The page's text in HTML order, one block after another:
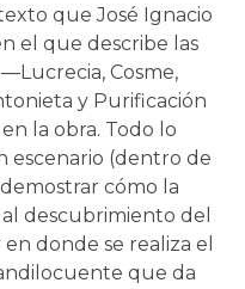
que José Ignacio
el que describe las
Cosme,
y Purificación
la obra. Todo lo
escenario (dentro de
cómo la
descubrimiento del
donde se realiza el
que da